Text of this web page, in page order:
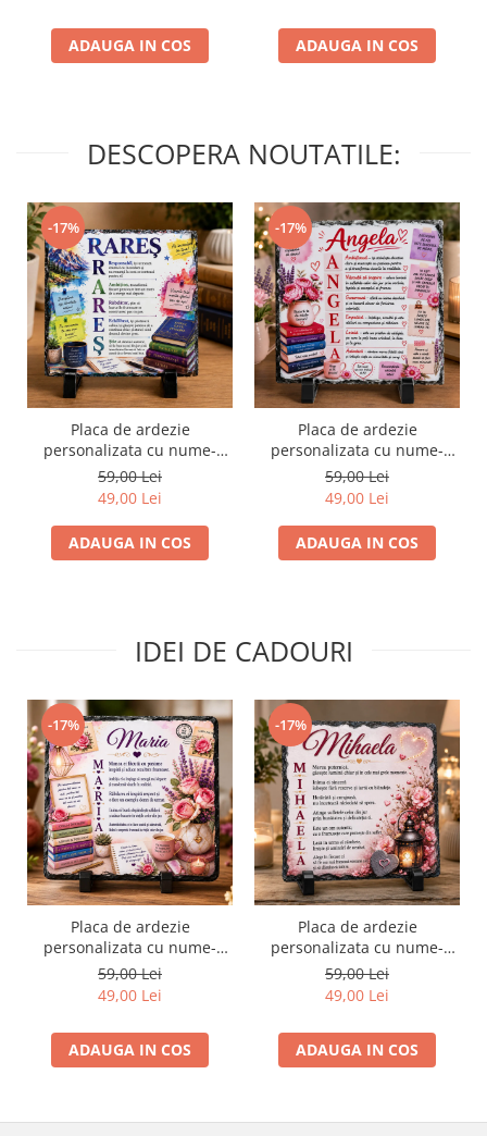
ADAUGA IN COS ADAUGA IN COS
DESCOPERA NOUTATILE:
-17%
Placa de ardezie
personalizata cu nume-
Rares
59,00 Lei
49,00 Lei
ADAUGA IN COS
-17%
Placa de ardezie
personalizata cu nume-
Angela
59,00 Lei
49,00 Lei
ADAUGA IN COS
IDEI DE CADOURI
-17%
Placa de ardezie
personalizata cu nume-
Maria
59,00 Lei
49,00 Lei
ADAUGA IN COS
-17%
Placa de ardezie
personalizata cu nume-
Mihaela
59,00 Lei
49,00 Lei
ADAUGA IN COS